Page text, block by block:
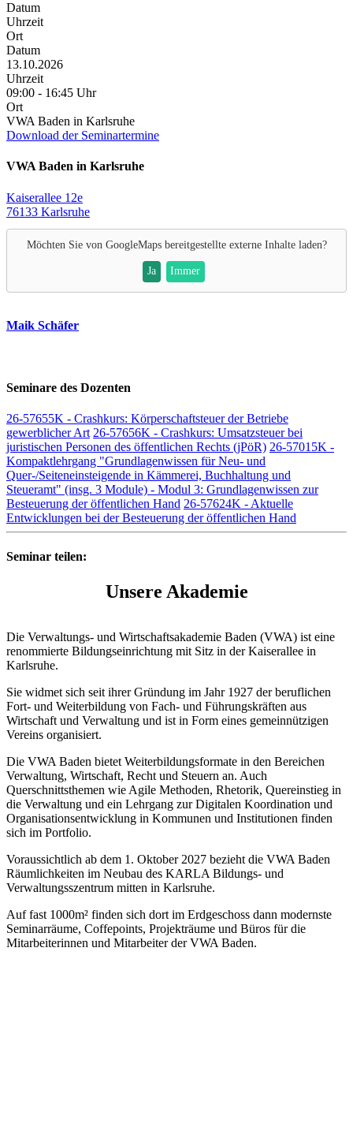
Datum
Uhrzeit
Ort
Datum
13.10.2026
Uhrzeit
09:00 - 16:45 Uhr
Ort
VWA Baden in Karlsruhe
Download der Seminartermine
VWA Baden in Karlsruhe
Kaiserallee 12e
76133 Karlsruhe
Möchten Sie von GoogleMapsbereitgestellte externe Inhalte laden?
Ja Immer
Maik Schäfer
Seminare des Dozenten
26-57655K - Crashkurs: Körperschaftsteuer der Betriebe
gewerblicher Art 26-57656K - Crashkurs: Umsatzsteuer bei
juristischen Personen des öffentlichen Rechts (jPöR) 26-57015K -
Kompaktlehrgang "Grundlagenwissen für Neu- und
Quer-/Seiteneinsteigende in Kämmerei, Buchhaltung und
Steueramt" (insg. 3 Module) - Modul 3: Grundlagenwissen zur
Besteuerung der öffentlichen Hand 26-57624K - Aktuelle
Entwicklungen bei der Besteuerung der öffentlichen Hand
Seminar teilen:
Unsere Akademie
Die Verwaltungs- und Wirtschaftsakademie Baden (VWA) ist eine
renommierte Bildungseinrichtung mit Sitz in der Kaiserallee in
Karlsruhe.
Sie widmet sich seit ihrer Gründung im Jahr 1927 der beruflichen
Fort- und Weiterbildung von Fach- und Führungskräften aus
Wirtschaft und Verwaltung und ist in Form eines gemeinnützigen
Vereins organisiert.
Die VWA Baden bietet Weiterbildungsformate in den Bereichen
Verwaltung, Wirtschaft, Recht und Steuern an. Auch
Querschnittsthemen wie Agile Methoden, Rhetorik, Quereinstieg in
die Verwaltung und ein Lehrgang zur Digitalen Koordination und
Organisationsentwicklung in Kommunen und Institutionen finden
sich im Portfolio.
Voraussichtlich ab dem 1. Oktober 2027 bezieht die VWA Baden
Räumlichkeiten im Neubau des KARLA Bildungs- und
Verwaltungsszentrum mitten in Karlsruhe.
Auf fast 1000m² finden sich dort im Erdgeschoss dann modernste
Seminarräume, Coffepoints, Projekträume und Büros für die
Mitarbeiterinnen und Mitarbeiter der VWA Baden.